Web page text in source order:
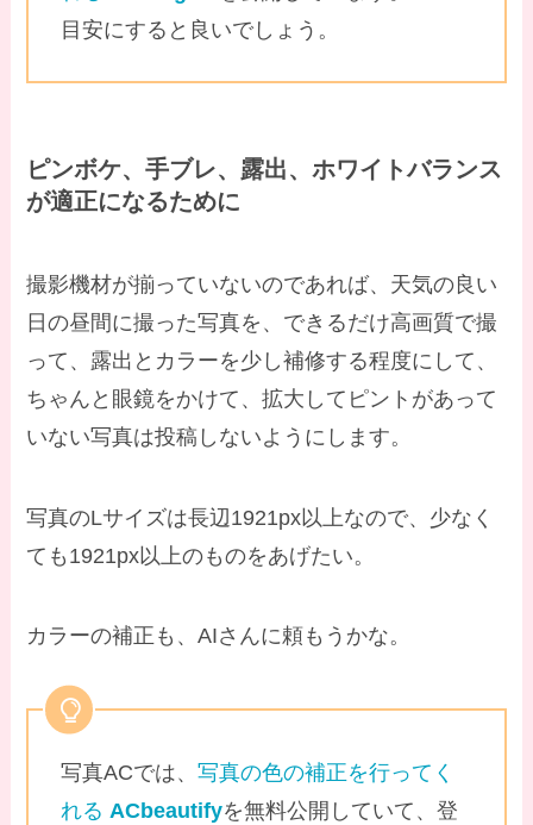
目安にすると良いでしょう。
ピンボケ、手ブレ、露出、ホワイトバランス
が適正になるために
撮影機材が揃っていないのであれば、天気の良い
日の昼間に撮った写真を、できるだけ高画質で撮
って、露出とカラーを少し補修する程度にして、
ちゃんと眼鏡をかけて、拡大してピントがあって
いない写真は投稿しないようにします。
写真のLサイズは長辺1921px以上なので、少なく
ても1921px以上のものをあげたい。
カラーの補正も、AIさんに頼もうかな。
写真ACでは、写真の色の補正を行ってく
れるACbeautifyを無料公開していて、登